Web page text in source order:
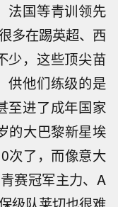
法国等青训领先
多在踢英超、西
少，这些顶尖苗
供他们练级的是
至进了成年国家
的大巴黎新星埃
次了，而像意大
赛冠军主力、A